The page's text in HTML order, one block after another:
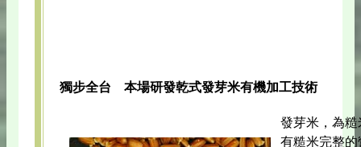
獨步全台 本場研發乾式發芽米有機加工技術
發芽米，為
有糙米完整